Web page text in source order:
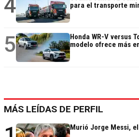
para el transporte
5
Honda WR-V versus
modelo ofrece más
MÁS LEÍDAS DE PERFIL
Murió Jorge Messi,